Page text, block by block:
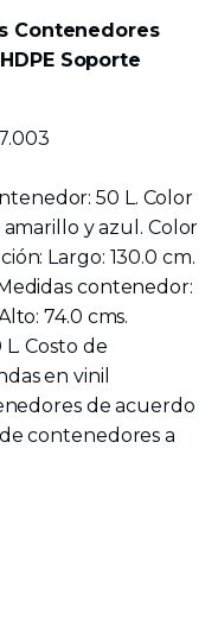
Contenedores
Soporte
50 L. Color
y azul. Color
Largo: 130.0 cm.
contenedor:
74.0 cms.
Costo de
en vinil
de acuerdo
contenedores a